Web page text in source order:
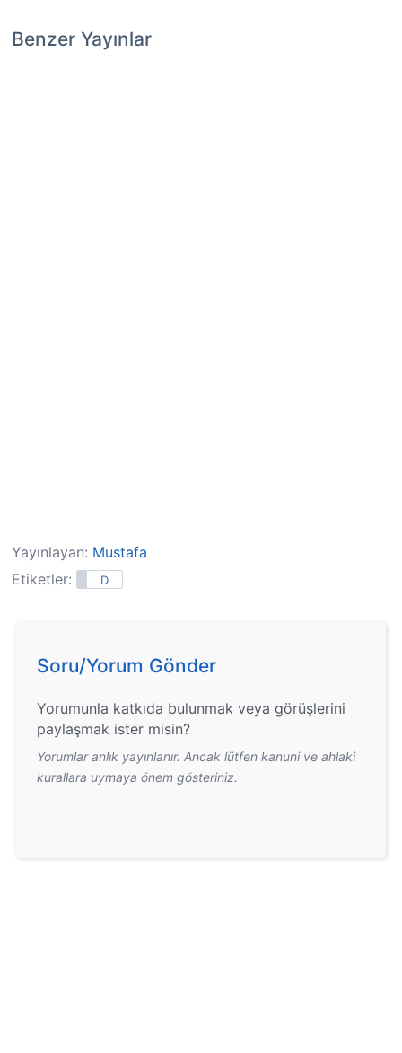
Benzer Yayınlar
Yayınlayan: Mustafa
Etiketler:
D
Soru/Yorum Gönder
Yorumunla katkıda bulunmak veya görüşlerini
paylaşmak ister misin?
Yorumlar anlık yayınlanır. Ancak lütfen kanuni ve ahlaki
kurallara uymaya önem gösteriniz.